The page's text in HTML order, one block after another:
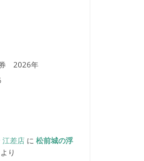
券 2026年
江差店に 松前城の浮
より